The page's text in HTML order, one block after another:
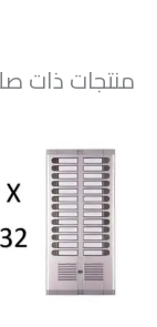
منتجات ذات